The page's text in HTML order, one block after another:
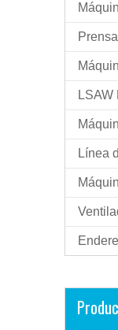
LSAW